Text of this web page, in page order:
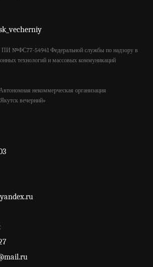
ПИ №ФС77-54941 Федеральной службы по надзору в
технологий и массовых коммуникаций
некоммерческая организация
вечерний»